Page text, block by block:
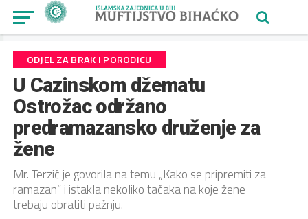
ODJEL ZA BRAK I PORODICU
U Cazinskom džematu
Ostrožac održano
predramazansko druženje za
žene
Mr. Terzić je govorila na temu „Kako se pripremiti za
ramazan“ i istakla nekoliko tačaka na koje žene
trebaju obratiti pažnju.